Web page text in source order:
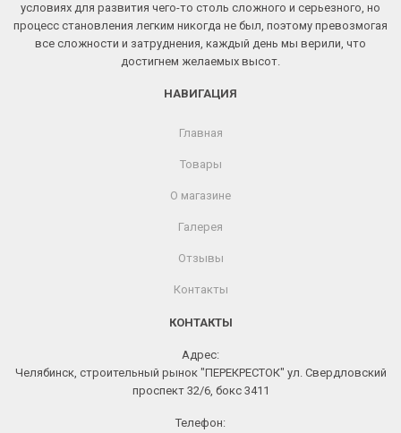
условиях для развития чего-то столь сложного и серьезного, но
процесс становления легким никогда не был, поэтому превозмогая
все сложности и затруднения, каждый день мы верили, что
достигнем желаемых высот.
НАВИГАЦИЯ
Главная
Товары
О магазине
Галерея
Отзывы
Контакты
КОНТАКТЫ
Адрес:
Челябинск, строительный рынок "ПЕРЕКРЕСТОК" ул. Свердловский
проспект 32/6, бокс 3411
Телефон: